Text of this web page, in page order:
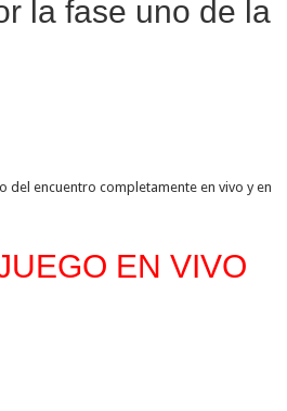
la fase uno de la
del encuentro completamente en vivo y en
EN VIVO